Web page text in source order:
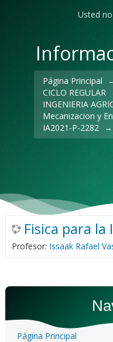
Usted
Página Principal
CICLO REGULAR
INGENIERIA
Mecanizacion y
IA2021-P-2282 →
Fisica para
Profesor: Issaak Rafael
Página Principal